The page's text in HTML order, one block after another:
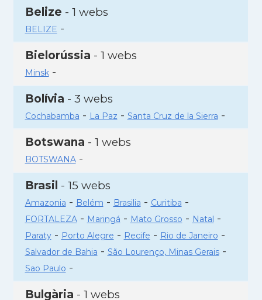
Belize - 1 webs
BELIZE -
Bielorússia - 1 webs
Minsk-
Bolívia - 3 webs
Cochabamba - La Paz - Santa Cruz de la Sierra -
Botswana - 1 webs
BOTSWANA-
Brasil - 15 webs
Amazonia - Belém - Brasilia - Curitiba -
FORTALEZA- Maringá - Mato Grosso - Natal -
Paraty- Porto Alegre - Recife - Rio de Janeiro -
Salvador de Bahia - São Lourenço, Minas Gerais-
Sao Paulo -
Bulgària - 1 webs